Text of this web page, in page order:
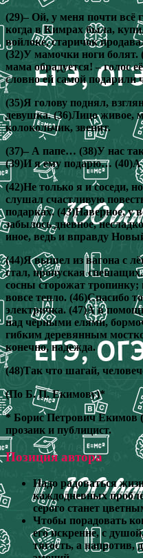
(29)– Ой, у меня почти всё
когда в Кимрах была,
войлоке, старичок
(32)У мамочки ноги
мама обрадуется! – голос
словно ей самой подарили
(35)Я голову поднял,
девушка. (36)Лицо живое,
колокольчик, звенит.
(37)– А папе… (38)У нас
(39)И я ему подарю…
(42)Не только я и соседи,
слушал счастливую
подарках. (43)Наверное, у
забылось дневное,
иное, ведь и вправду
(44)Я вышел из вагона с
стал, пропуская
сосны сторожат тропинку;
вовсе тепло. (46)Спасибо
электричка. (47)А в
над чёрными елями,
гибким деревянным
конечно, надежда.
(48)Так что шагай,
(По Б. П. Екимову)*
* Борис Петрович Екимов
прозаик и публицист.
Позиция автора
Надо радоваться
каждодневных
серого станет
Чтобы порадовать
его искренне, с
тягость, а напротив,